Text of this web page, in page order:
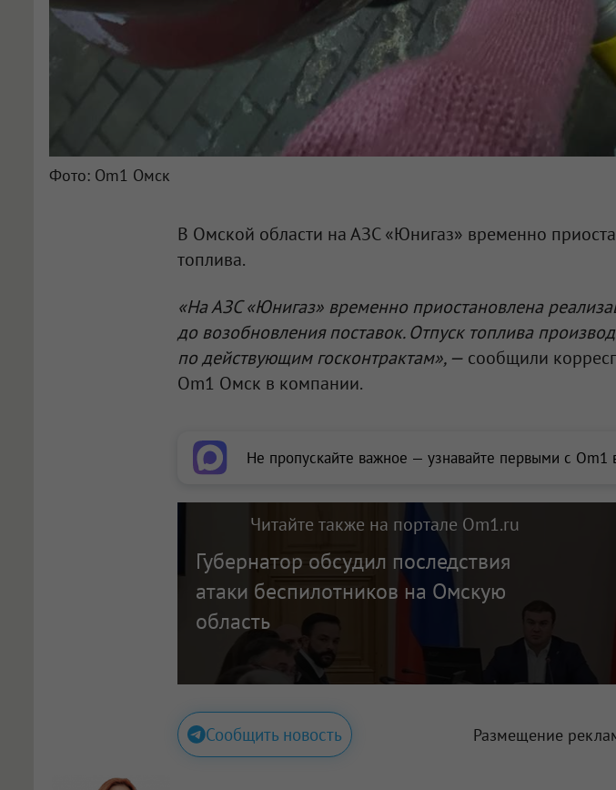
Фото: Om1 Омск
В Омской области на АЗС «Юнигаз» временно
топлива.
«На АЗС «Юнигаз» временно приостановлена
до возобновления поставок. Отпуск топлива
по действующим госконтрактам», —сообщили
Om1 Омск в компании.
Не пропускайте важное — узнавайте первыми с Om1
Читайте также на портале Om1.ru
Губернатор обсудил последствия
атаки беспилотников на Омскую
область
Сообщить новость Размещение